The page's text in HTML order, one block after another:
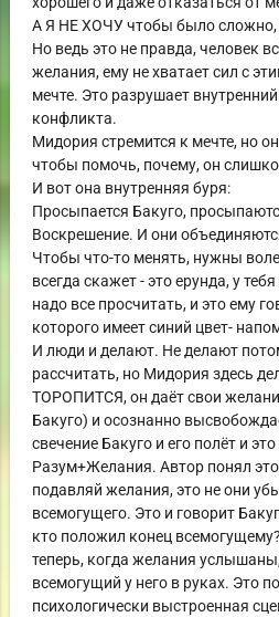
А Я НЕ ХОЧУ чтобы было сложно,
Но ведь это не правда, человек
желания, ему не хватает сил с
мечте. Это разрушает
конфликта.
Мидория стремится к мечте, но
чтобы помочь, почему, он
И вот она внутренняя буря:
Просыпается Бакуго,
Воскрешение. И они
Чтобы что-то менять, нужны
всегда скажет - это ерунда, у
надо все просчитать, и это ему
которого имеет синий цвет-
И люди и делают. Не делают
рассчитать, но Мидория здесь
ТОРОПИТСЯ, он даёт свои
Бакуго) и осознанно
свечение Бакуго и его полёт и
Разум+Желания. Автор понял
подавляй желания, это не они
всемогущего. Это и говорит
кто положил конец
теперь, когда желания
всемогущий у него в руках. Это
психологически выстроенная